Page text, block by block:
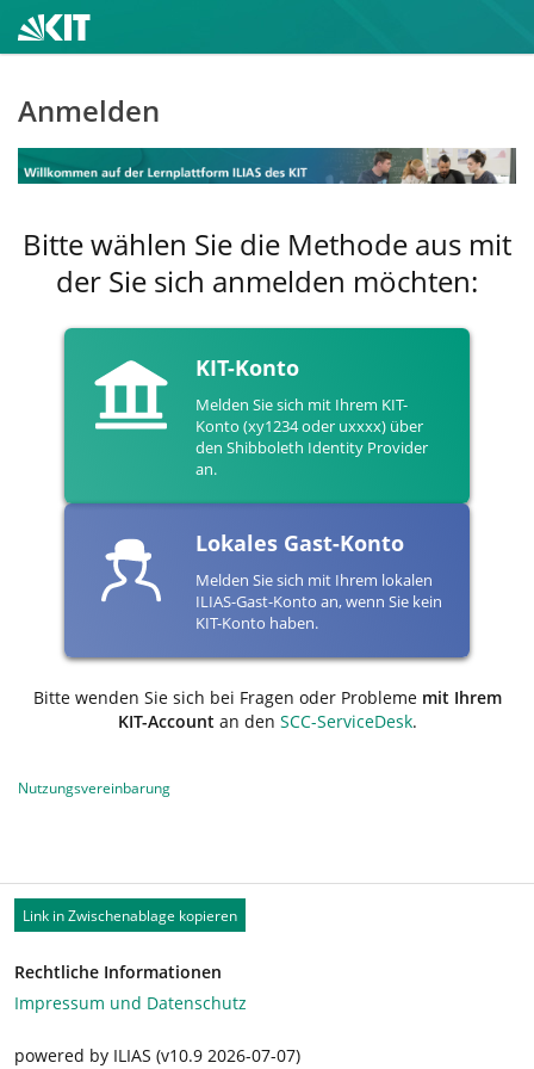
Anmelden
Bitte wählen Sie die Methode aus mit
der Sie sich anmelden möchten:
KIT-Konto
Melden Sie sich mit Ihrem KIT-
Konto (xy1234 oder uxxxx) über
den Shibboleth Identity Provider
an.
Lokales Gast-Konto
Melden Sie sich mit Ihrem lokalen
ILIAS-Gast-Konto an, wenn Sie kein
KIT-Konto haben.
Bitte wenden Sie sich bei Fragen oder Probleme mit Ihrem
KIT-Accountan den SCC-ServiceDesk.
Nutzungsvereinbarung
Link in Zwischenablage kopieren
Rechtliche Informationen
Impressum und Datenschutz
powered by ILIAS (v10.9 2026-07-07)